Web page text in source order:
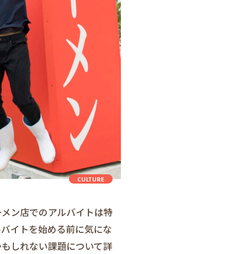
CULTURE
ン店でのアルバイトは特
イトを始める前に気にな
しれない課題について詳